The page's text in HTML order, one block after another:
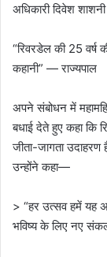
अधिकारी दिवेश
“रिवरडेल की 25 वर्ष
कहानी” — राज्यपाल
अपने संबोधन में
बधाई देते हुए कहा कि
जीता-जागता उदाहरण
उन्होंने कहा—
> “हर उत्सव हमें यह
भविष्य के लिए नए